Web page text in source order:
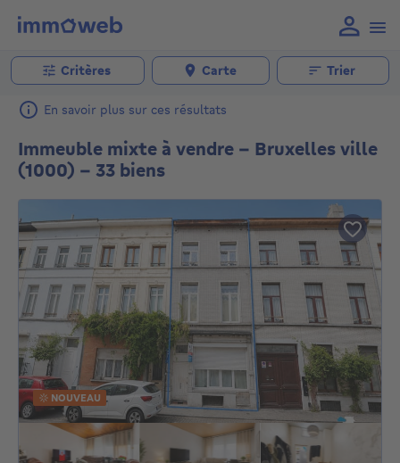
Critères Carte Trier
En savoir plus sur ces résultats
Immeuble mixte à vendre - Bruxelles ville
(1000) - 33 biens
NOUVEAU